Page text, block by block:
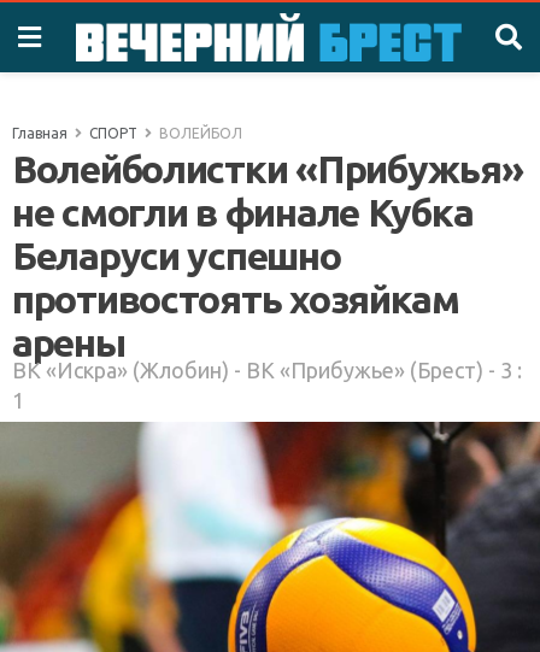
Главная СПОРТ ВОЛЕЙБОЛ
Волейболистки «Прибужья»
не смогли в финале Кубка
Беларуси успешно
противостоять хозяйкам
арены
ВК «Искра» (Жлобин) - ВК «Прибужье» (Брест) - 3 :
1